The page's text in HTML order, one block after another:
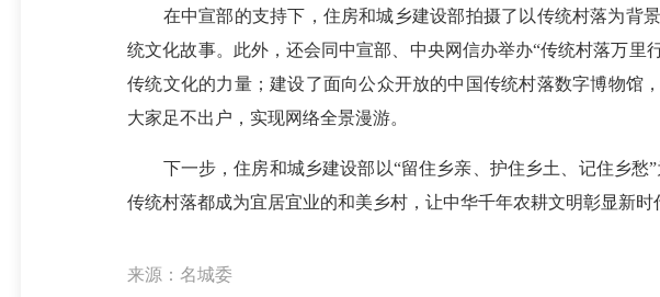
在中宣部的支持下，住房和城乡建设部拍摄了以传统村落为背景
统文化故事。此外，还会同中宣部、中央网信办举办“传统村落万
传统文化的力量；建设了面向公众开放的中国传统村落数字博物馆
大家足不出户，实现网络全景漫游。
下一步，住房和城乡建设部以“留住乡亲、护住乡土、记住乡愁”
传统村落都成为宜居宜业的和美乡村，让中华千年农耕文明彰显新
来源：名城委